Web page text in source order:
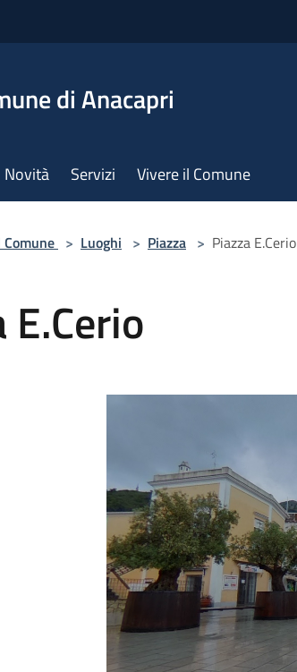
di Anacapri
Novità Servizi Vivere il Comune
> Luoghi > Piazza > Piazza E.Cerio
E.Cerio